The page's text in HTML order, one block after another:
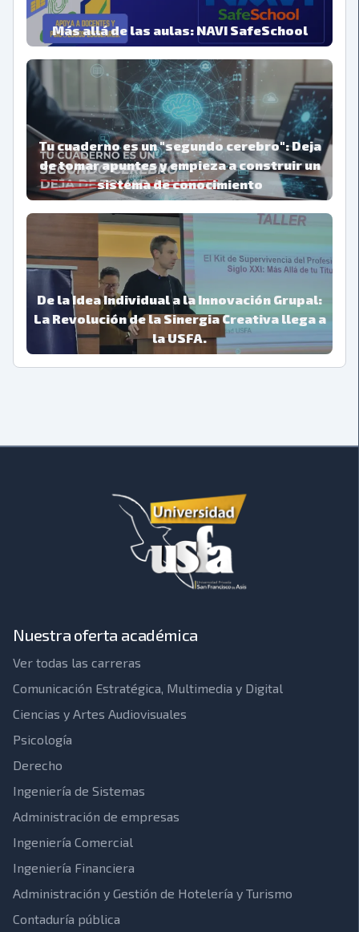
Más allá de las aulas: NAVI SafeSchool
El proyecto multidisciplinario que revoluciona la
convivencia escolar
Tu cuaderno es un "segundo cerebro": Deja
de tomar apuntes y empieza a construir un
sistema de conocimiento
El método para transformar tus apuntes de un
simple registro a un potente motor de ideas.
Aprende a procesar, conectar y recordar la
información sin esfuerzo.
De la Idea Individual a la Innovación Grupal:
La Revolución de la Sinergia Creativa llega a
la USFA.
Lecciones de un Taller de Coaching Internacional en
Nuestra oferta académica
Ver todas las carreras
Comunicación Estratégica, Multimedia y Digital
Ciencias y Artes Audiovisuales
Psicología
Derecho
Ingeniería de Sistemas
Administración de empresas
Ingeniería Comercial
Ingeniería Financiera
Administración y Gestión de Hotelería y Turismo
Contaduría pública